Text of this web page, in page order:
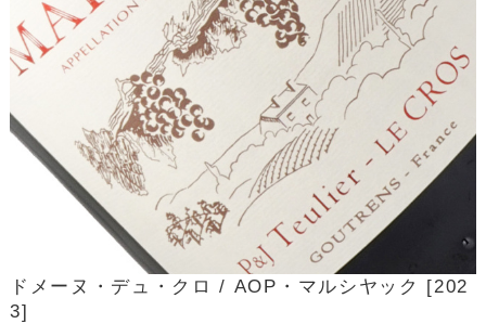
ドメーヌ・デュ・クロ / AOP・マルシヤック [202
3]